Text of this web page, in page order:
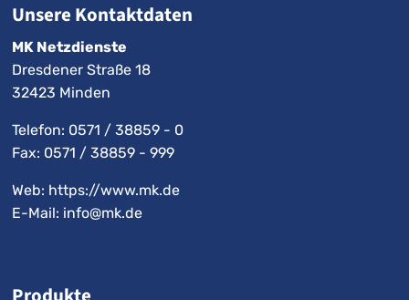
Unsere Kontaktdaten
MK Netzdienste
Dresdener Straße 18
32423 Minden
Telefon: 0571 / 38859 - 0
Fax: 0571 / 38859 - 999
Web: https://www.mk.de
E-Mail: info@mk.de